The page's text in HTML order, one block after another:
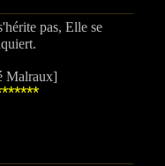
pas, Elle se
Malraux]